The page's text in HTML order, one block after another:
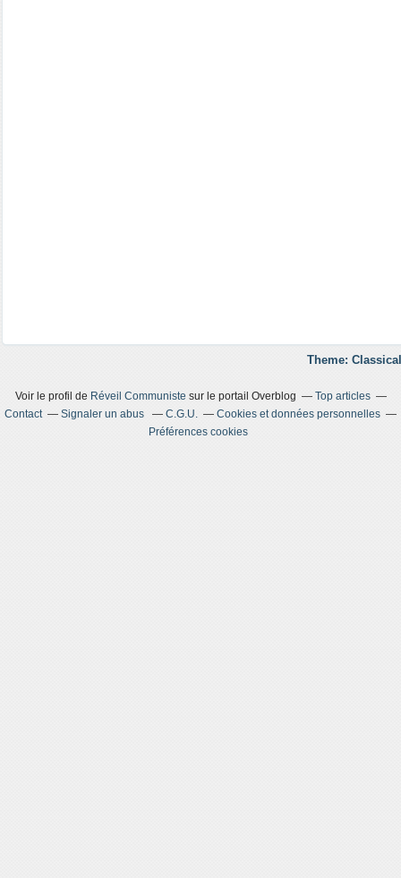
Theme:
Voir le profil de Réveil Communiste sur le portail Overblog
Top articles
Contact
Signaler un abus C.G.U.
Cookies et données personnelles
Préférences cookies